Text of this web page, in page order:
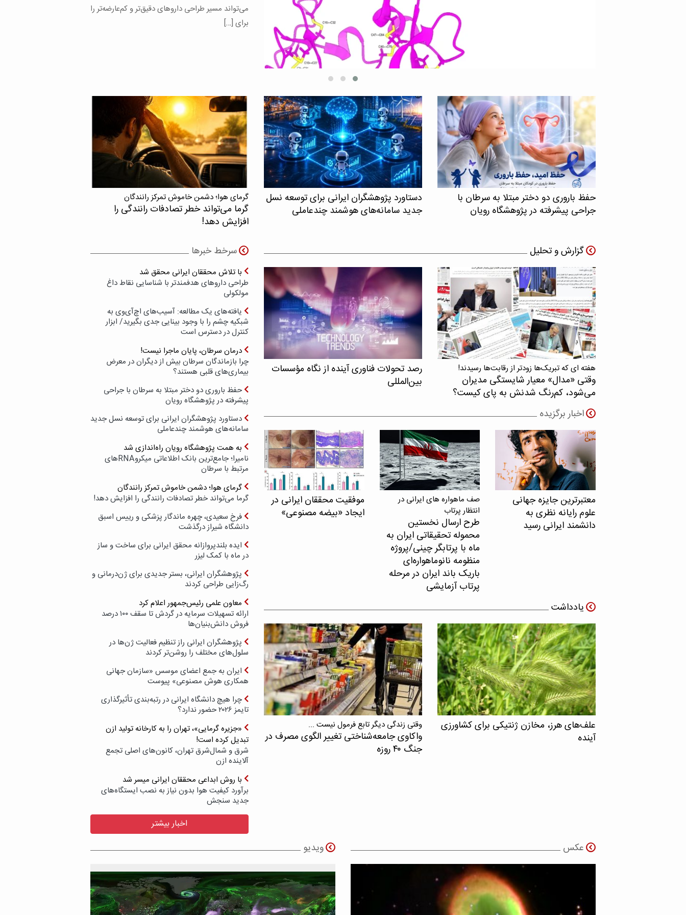
یافته‌های محققان دانشگاه علوم پزشکی تهران با
همکاری محققان خارجی نشان می‌دهد اچ‌آی‌وی در
حفظ باروری دو دختر مبتلا به سرطان با
جراحی پیشرفته در پژوهشگاه رویان
دستاورد پژوهشگران ایرانی برای توسعه نسل
جدید سامانه‌های هوشمند چندعاملی
گرمای هوا؛ دشمن خاموش تمرکز رانندگان
گرما می‌تواند خطر تصادفات رانندگی را
افزایش دهد!
گزارش و تحلیل
هفته ای که تبریک‌ها زودتر از رقابت‌ها رسیدند!
وقتی «مدال‌» معیار شایستگی مدیران
می‌شود، کم‌رنگ شدنش به پای کیست؟
رصد تحولات فناوری آینده از نگاه مؤسسات
بین‌المللی
اخبار برگزیده
معتبرترین جایزه جهانی
علوم رایانه نظری به
دانشمند ایرانی رسید
صف ماهواره های ایرانی در
انتظار پرتاب
طرح ارسال نخستین
محموله تحقیقاتی ایران به
ماه با پرتابگر چینی/پروژه
منظومه نانوماهواره‌ای
باریک باند ایران در مرحله
پرتاب آزمایشی
موفقیت محققان ایرانی در
ایجاد «بیضه مصنوعی»
یادداشت
علف‌های هرز، مخازن ژنتیکی برای کشاورزی
آینده
وقتی زندگی دیگر تابع فرمول نیست ...
واکاوی جامعه‌شناختی تغییر الگوی مصرف در
جنگ ۴۰ روزه
سرخط خبرها
با تلاش محققان ایرانی محقق شد
طراحی داروهای هدفمندتر با شناسایی نقاط داغ
مولکولی
یافته‌های یک مطالعه: آسیب‌های اچ‌آی‌وی به
شبکیه چشم را با وجود بینایی جدی بگیرید/ ابزار
کنترل در دسترس است
درمان سرطان، پایان ماجرا نیست!
چرا بازماندگان سرطان بیش از دیگران در معرض
بیماری‌های قلبی هستند؟
حفظ باروری دو دختر مبتلا به سرطان با جراحی
پیشرفته در پژوهشگاه رویان
دستاورد پژوهشگران ایرانی برای توسعه نسل جدید
سامانه‌های هوشمند چندعاملی
به همت پژوهشگاه رویان راه‌اندازی شد
نامیرا؛ جامع‌ترین بانک اطلاعاتی میکروRNAهای
مرتبط با سرطان
گرمای هوا؛ دشمن خاموش تمرکز رانندگان
گرما می‌تواند خطر تصادفات رانندگی را افزایش دهد!
فرخ سعیدی، چهره ماندگار پزشکی و رییس اسبق
دانشگاه شیراز درگذشت
ایده بلندپروازانه محقق ایرانی برای ساخت و ساز
در ماه با کمک لیزر
پژوهشگران ایرانی، بستر جدیدی برای ژن‌درمانی و
رگ‌زایی طراحی کردند
معاون علمی رئیس‌جمهور اعلام کرد
ارائه تسهیلات سرمایه در گردش تا سقف ۱۰۰ درصد
فروش دانش‌بنیان‌ها
پژوهشگران ایرانی راز تنظیم فعالیت ژن‌ها در
سلول‌های مختلف را روشن‌تر کردند
ایران به جمع اعضای موسس «سازمان جهانی
همکاری هوش مصنوعی» پیوست
چرا هیچ دانشگاه ایرانی در رتبه‌بندی تأثیرگذاری
تایمز ۲۰۲۶ حضور ندارد؟
«جزیره گرمایی»، تهران را به کارخانه تولید ازن
تبدیل کرده است!
شرق و شمال‌شرق تهران، کانون‌های اصلی تجمع
آلاینده ازن
با روش ابداعی محققان ایرانی میسر شد
برآورد کیفیت هوا بدون نیاز به نصب ایستگاه‌های
جدید سنجش
اخبار بیشتر
عکس ویدیو